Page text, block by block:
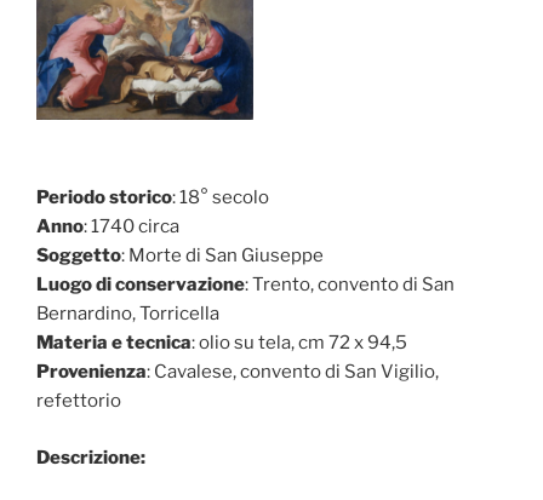
Periodo storico: 18° secolo
Anno: 1740 circa
Soggetto: Morte di San Giuseppe
Luogo di conservazione: Trento, convento di San
Bernardino, Torricella
Materia e tecnica: olio su tela, cm 72 x 94,5
Provenienza: Cavalese, convento di San Vigilio,
refettorio
Descrizione: